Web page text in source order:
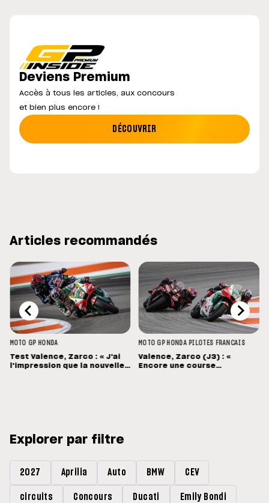
Deviens Premium
Accès à tous les articles, aux concours
et bien plus encore !
DÉCOUVRIR
Articles recommandés
MOTO GP HONDA
Test Valence, Zarco : « J'ai
l'impression que la nouvelle
MOTO GP HONDA PILOTES FRANCAIS
Valence, Zarco (J3) : «
Encore une course
Explorer par filtre
2027 Aprilia Auto BMW CEV
circuits Concours Ducati Emily Bondi